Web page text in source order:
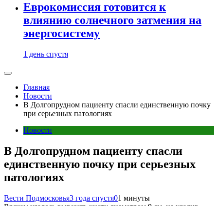
Еврокомиссия готовится к
влиянию солнечного затмения на
энергосистему
1 день спустя
Главная
Новости
В Долгопрудном пациенту спасли единственную почку
при серьезных патологиях
Новости
В Долгопрудном пациенту спасли
единственную почку при серьезных
патологиях
Вести Подмосковья3 года спустя01 минуты